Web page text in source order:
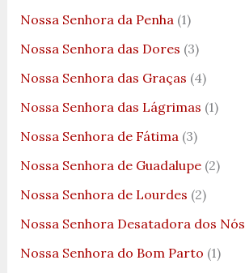
Nossa Senhora da Penha(1)
Nossa Senhora das Dores (3)
Nossa Senhora das Graças (4)
Nossa Senhora das Lágrimas (1)
Nossa Senhora de Fátima(3)
Nossa Senhora de Guadalupe(2)
Nossa Senhora de Lourdes (2)
Nossa Senhora Desatadora dos Nós
Nossa Senhora do Bom Parto (1)